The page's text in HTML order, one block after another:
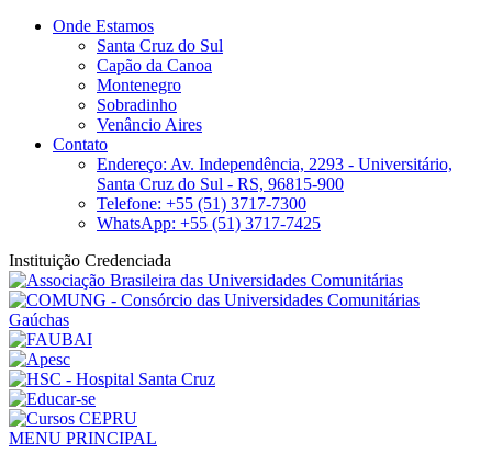
Onde Estamos
Santa Cruz do Sul
Capão da Canoa
Montenegro
Sobradinho
Venâncio Aires
Contato
Endereço: Av. Independência, 2293 - Universitário,
Santa Cruz do Sul - RS, 96815-900
Telefone: +55 (51) 3717-7300
WhatsApp: +55 (51) 3717-7425
Instituição Credenciada
MENU PRINCIPAL